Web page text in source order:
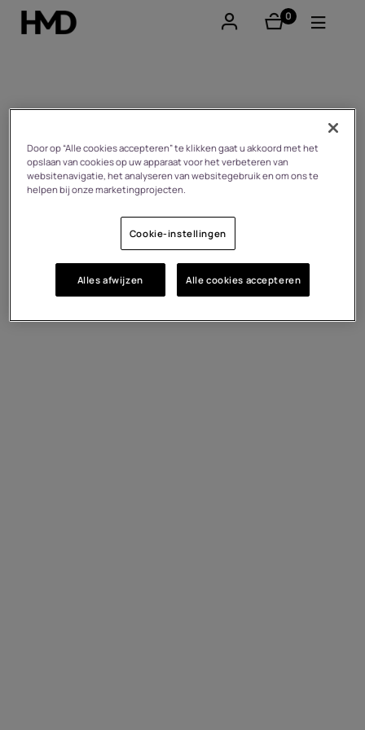
0
product(en)
Smartphones
Feature phones
Accessoires
Aanbiedingen
Newsroom
Door op “Alle cookies accepteren” te klikken gaat u akkoord met het
opslaan van cookies op uw apparaat voor het verbeteren van
websitenavigatie, het analyseren van websitegebruik en om ons te
helpen bij onze marketingprojecten.
Cookie-instellingen
Alles afwijzen Alle cookies accepteren